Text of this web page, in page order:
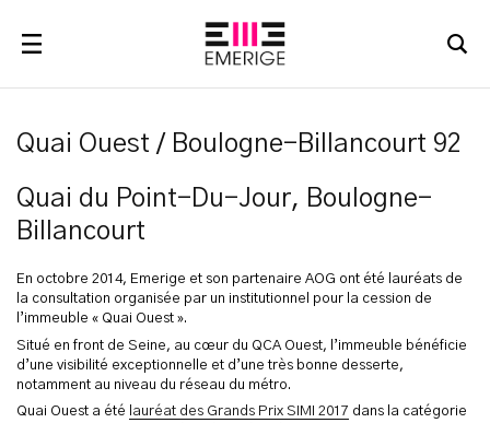
RECHERCHER
Quai Ouest / Boulogne-Billancourt 92
Quai du Point-Du-Jour, Boulogne-
Billancourt
En octobre 2014, Emerige et son partenaire AOG ont été lauréats de
la consultation organisée par un institutionnel pour la cession de
l’immeuble « Quai Ouest ».
Situé en front de Seine, au cœur du QCA Ouest, l’immeuble bénéficie
d’une visibilité exceptionnelle et d’une très bonne desserte,
notamment au niveau du réseau du métro.
Quai Ouest a été
lauréat des Grands Prix SIMI 2017 dans la catégorie